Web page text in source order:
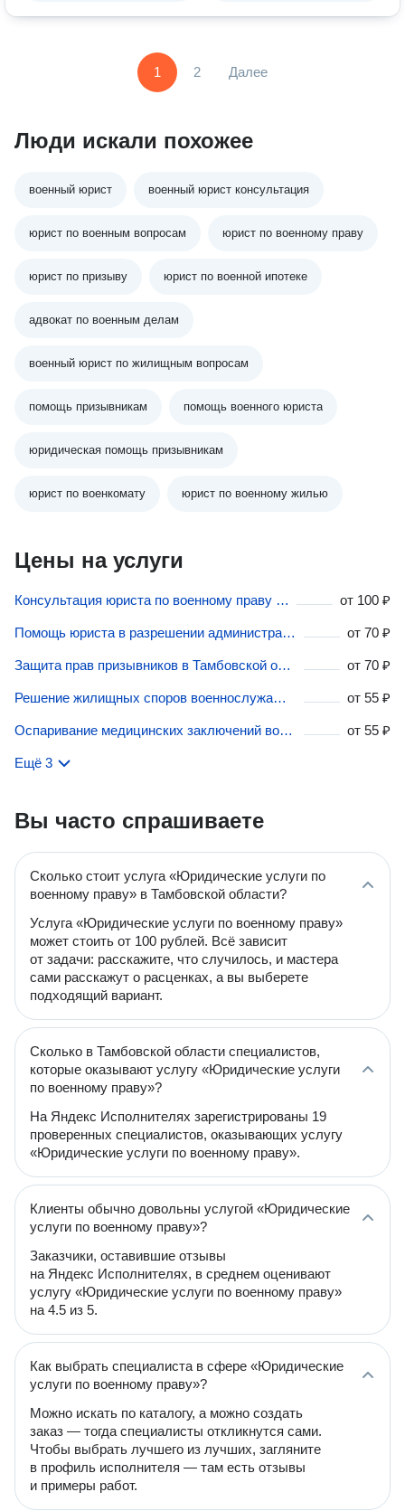
1 2 Далее
Люди искали похожее
военный юрист военный юрист консультация
юрист по военным вопросам юрист по военному праву
юрист по призыву юрист по военной ипотеке
адвокат по военным делам
военный юрист по жилищным вопросам
помощь призывникам помощь военного юриста
юридическая помощь призывникам
юрист по военкомату юрист по военному жилью
Цены на услуги
Консультация юриста по военному праву в Тамбовской области от 100 ₽
Помощь юриста в разрешении административных дел военнослужащих в Тамбовской области от 70 ₽
Защита прав призывников в Тамбовской области от 70 ₽
Решение жилищных споров военнослужащих в Тамбовской области от 55 ₽
Оспаривание медицинских заключений военно-врачебных комиссий в Тамбовской области от 55 ₽
Ещё 3
Вы часто спрашиваете
Сколько стоит услуга «Юридические услуги по
военному праву» в Тамбовской области?
Услуга «Юридические услуги по военному праву»
может стоить от 100 рублей. Всё зависит
от задачи: расскажите, что случилось, и мастера
сами расскажут о расценках, а вы выберете
подходящий вариант.
Сколько в Тамбовской области специалистов,
которые оказывают услугу «Юридические услуги
по военному праву»?
На Яндекс Исполнителях зарегистрированы 19
проверенных специалистов, оказывающих услугу
«Юридические услуги по военному праву».
Клиенты обычно довольны услугой «Юридические
услуги по военному праву»?
Заказчики, оставившие отзывы
на Яндекс Исполнителях, в среднем оценивают
услугу «Юридические услуги по военному праву»
на 4.5 из 5.
Как выбрать специалиста в сфере «Юридические
услуги по военному праву»?
Можно искать по каталогу, а можно создать
заказ — тогда специалисты откликнутся сами.
Чтобы выбрать лучшего из лучших, загляните
в профиль исполнителя — там есть отзывы
и примеры работ.